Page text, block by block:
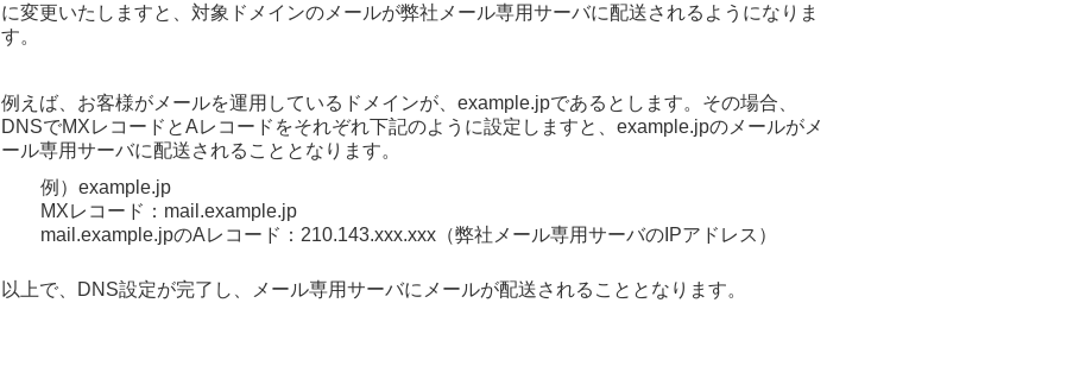
に変更いたしますと、対象ドメインのメールが弊社メール専用サーバに配送されるようになりま
す。
例えば、お客様がメールを運用しているドメインが、example.jpであるとします。その場合、
DNSでMXレコードとAレコードをそれぞれ下記のように設定しますと、example.jpのメールがメ
ール専用サーバに配送されることとなります。
例）example.jp
MXレコード：mail.example.jp
mail.example.jpのAレコード：210.143.xxx.xxx（弊社メール専用サーバのIPアドレス）
以上で、DNS設定が完了し、メール専用サーバにメールが配送されることとなります。